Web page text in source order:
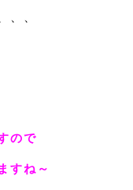
、、
ので
すね～